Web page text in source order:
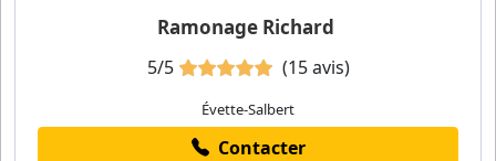
Ramonage Richard
5/5 (15 avis)
Évette-Salbert
Contacter